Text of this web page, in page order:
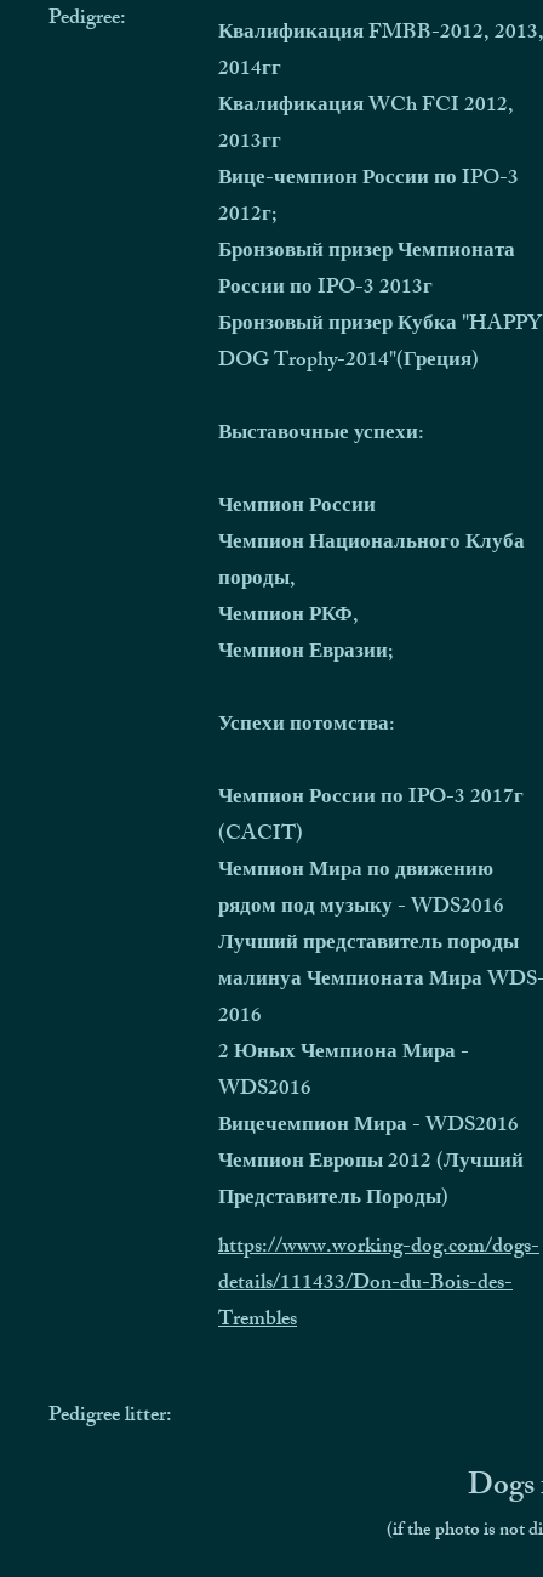
Pedigree:
Квалификация FMBB-2012, 2013,
2014гг
Квалификация WCh FCI 2012,
2013гг
Вице-чемпион России по IPO-3
2012г;
Бронзовый призер Чемпионата
России по IPO-3 2013г
Бронзовый призер Кубка "HAPPY
DOG Trophy-2014"(Греция)
Выставочные успехи:
Чемпион России
Чемпион Национального Клуба
породы,
Чемпион РКФ,
Чемпион Евразии;
Успехи потомства:
Чемпион России по IPO-3 2017г
(CACIT)
Чемпион Мира по движению
рядом под музыку - WDS2016
Лучший представитель породы
малинуа Чемпионата Мира
2016
2 Юных Чемпиона Мира -
WDS2016
Вицечемпион Мира - WDS2016
Чемпион Европы 2012 (Лучший
Представитель Породы)
https://www.working-dog.com/dogs-
details/111433/Don-du-Bois-des-
Trembles
Pedigree litter:
(if the photo is not